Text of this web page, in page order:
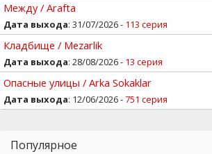
Между / Arafta
Дата выхода: 31/07/2026 - 113 серия
Кладбище / Mezarlik
Дата выхода: 28/08/2026 - 13 серия
Опасные улицы / Arka Sokaklar
Дата выхода: 12/06/2026 -751 серия
Популярное